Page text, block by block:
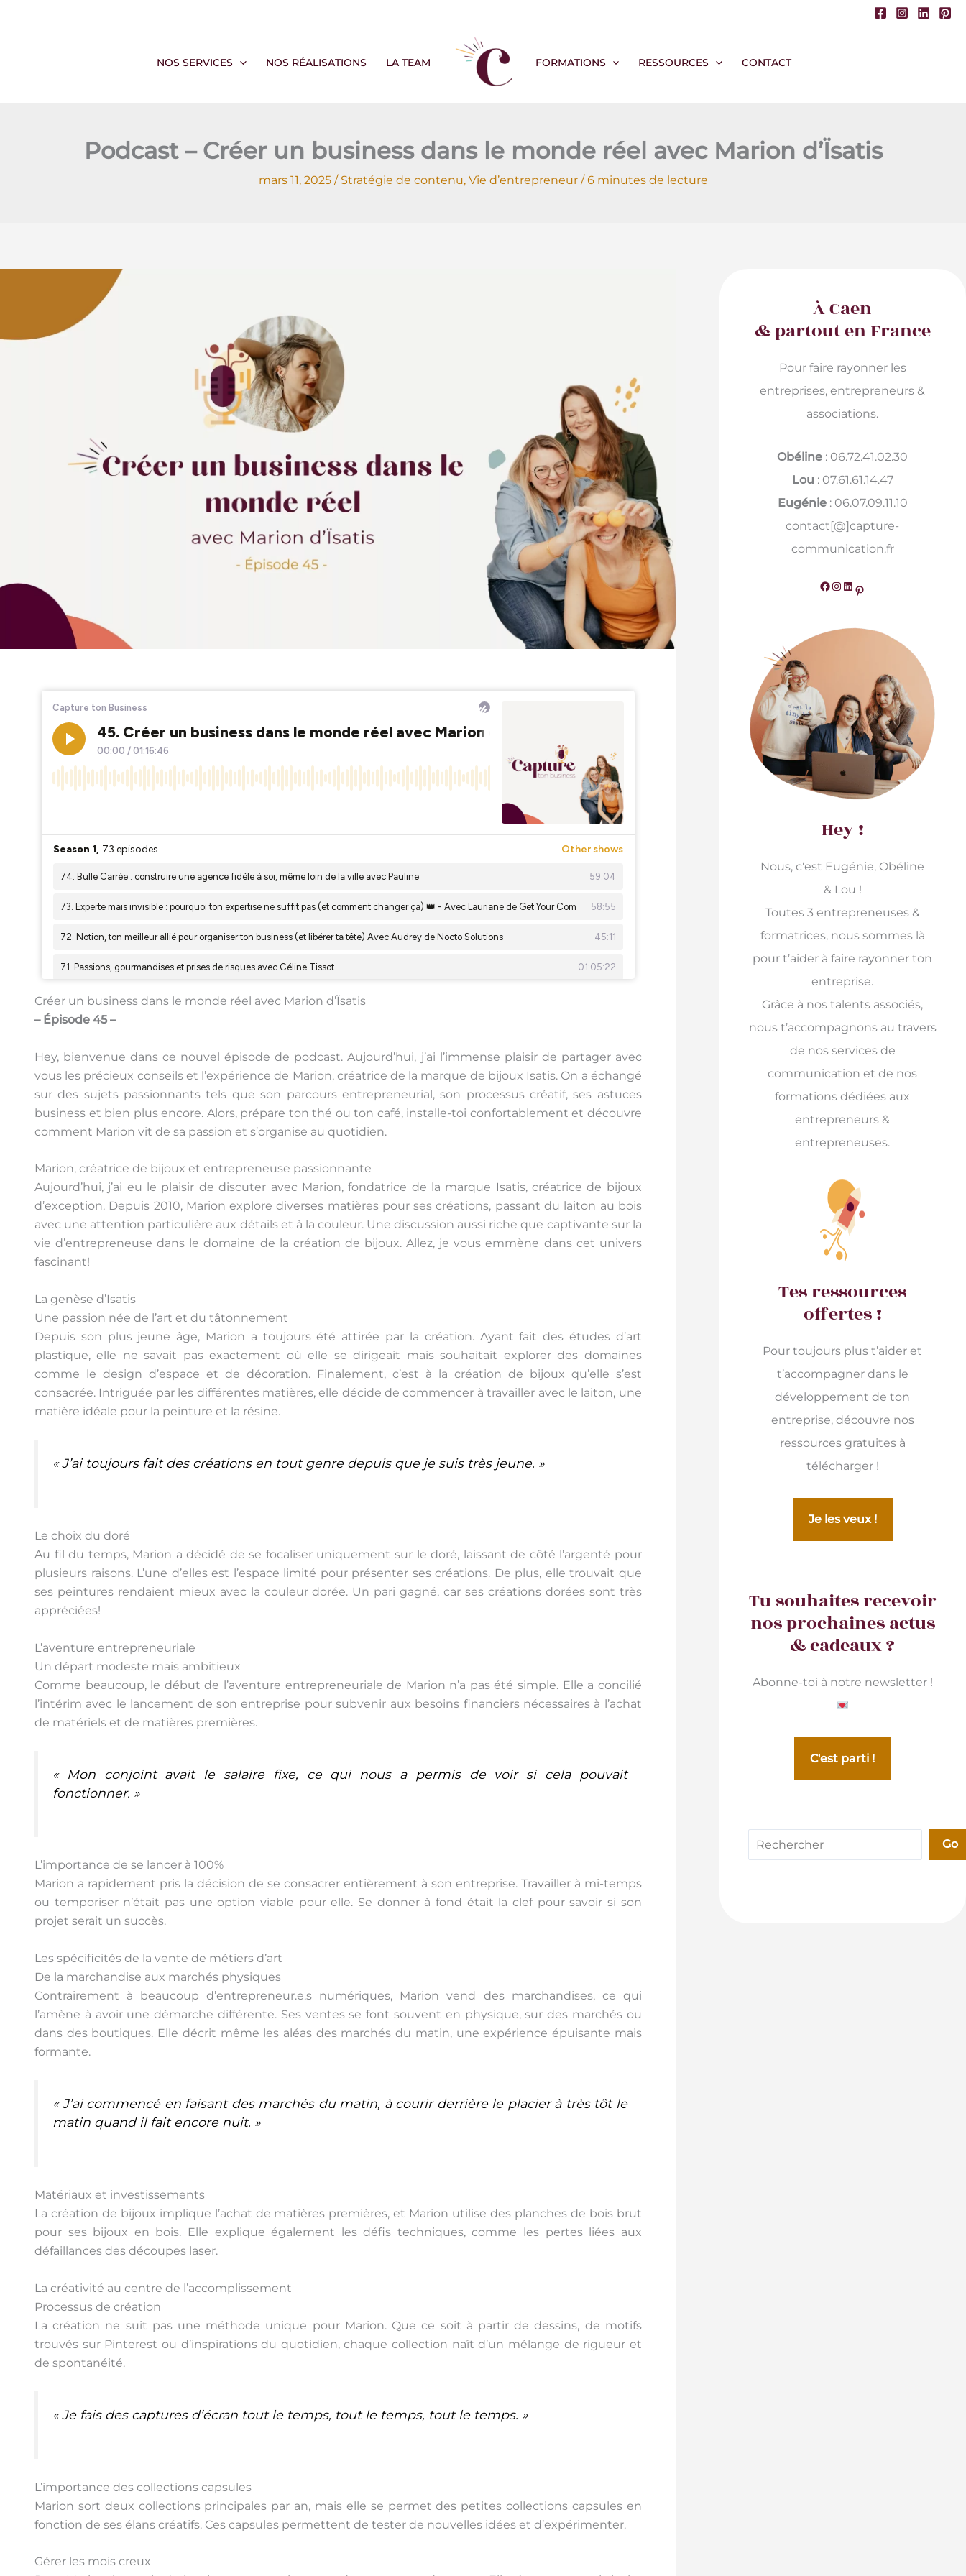
NOS SERVICES NOS RÉALISATIONS LA TEAM FORMATIONS RESSOURCES CONTACT
Podcast – Créer un business dans le monde réel avec Marion d’Ïsatis
mars 11, 2025 / Stratégie de contenu, Vie d’entrepreneur/6 minutes de lecture
Créer un business dans le monde réel avec Marion d’Ïsatis
– Épisode 45 –
Hey, bienvenue dans ce nouvel épisode de podcast. Aujourd’hui, j’ai l’immense plaisir de partager avec
vous les précieux conseils et l’expérience de Marion, créatrice de la marque de bijoux Isatis. On a échangé
sur des sujets passionnants tels que son parcours entrepreneurial, son processus créatif, ses astuces
business et bien plus encore. Alors, prépare ton thé ou ton café, installe-toi confortablement et découvre
comment Marion vit de sa passion et s’organise au quotidien.
Marion, créatrice de bijoux et entrepreneuse passionnante
Aujourd’hui, j’ai eu le plaisir de discuter avec Marion, fondatrice de la marque Isatis, créatrice de bijoux
d’exception. Depuis 2010, Marion explore diverses matières pour ses créations, passant du laiton au bois
avec une attention particulière aux détails et à la couleur. Une discussion aussi riche que captivante sur la
vie d’entrepreneuse dans le domaine de la création de bijoux. Allez, je vous emmène dans cet univers
fascinant!
La genèse d’Isatis
Une passion née de l’art et du tâtonnement
Depuis son plus jeune âge, Marion a toujours été attirée par la création. Ayant fait des études d’art
plastique, elle ne savait pas exactement où elle se dirigeait mais souhaitait explorer des domaines
comme le design d’espace et de décoration. Finalement, c’est à la création de bijoux qu’elle s’est
consacrée. Intriguée par les différentes matières, elle décide de commencer à travailler avec le laiton, une
matière idéale pour la peinture et la résine.
« J’ai toujours fait des créations en tout genre depuis que je suis très jeune. »
Le choix du doré
Au fil du temps, Marion a décidé de se focaliser uniquement sur le doré, laissant de côté l’argenté pour
plusieurs raisons. L’une d’elles est l’espace limité pour présenter ses créations. De plus, elle trouvait que
ses peintures rendaient mieux avec la couleur dorée. Un pari gagné, car ses créations dorées sont très
appréciées!
L’aventure entrepreneuriale
Un départ modeste mais ambitieux
Comme beaucoup, le début de l’aventure entrepreneuriale de Marion n’a pas été simple. Elle a concilié
l’intérim avec le lancement de son entreprise pour subvenir aux besoins financiers nécessaires à l’achat
de matériels et de matières premières.
« Mon conjoint avait le salaire fixe, ce qui nous a permis de voir si cela pouvait
fonctionner. »
L’importance de se lancer à 100%
Marion a rapidement pris la décision de se consacrer entièrement à son entreprise. Travailler à mi-temps
ou temporiser n’était pas une option viable pour elle. Se donner à fond était la clef pour savoir si son
projet serait un succès.
Les spécificités de la vente de métiers d’art
De la marchandise aux marchés physiques
Contrairement à beaucoup d’entrepreneur.e.s numériques, Marion vend des marchandises, ce qui
l’amène à avoir une démarche différente. Ses ventes se font souvent en physique, sur des marchés ou
dans des boutiques. Elle décrit même les aléas des marchés du matin, une expérience épuisante mais
formante.
« J’ai commencé en faisant des marchés du matin, à courir derrière le placier à très tôt le
matin quand il fait encore nuit. »
Matériaux et investissements
La création de bijoux implique l’achat de matières premières, et Marion utilise des planches de bois brut
pour ses bijoux en bois. Elle explique également les défis techniques, comme les pertes liées aux
défaillances des découpes laser.
La créativité au centre de l’accomplissement
Processus de création
La création ne suit pas une méthode unique pour Marion. Que ce soit à partir de dessins, de motifs
trouvés sur Pinterest ou d’inspirations du quotidien, chaque collection naît d’un mélange de rigueur et
de spontanéité.
« Je fais des captures d’écran tout le temps, tout le temps, tout le temps. »
L’importance des collections capsules
Marion sort deux collections principales par an, mais elle se permet des petites collections capsules en
fonction de ses élans créatifs. Ces capsules permettent de tester de nouvelles idées et d’expérimenter.
Gérer les mois creux
À Caen
& partout en France
Pour faire rayonner les
entreprises, entrepreneurs &
associations.
Obéline : 06.72.41.02.30
Lou : 07.61.61.14.47
Eugénie: 06.07.09.11.10
contact[@]capture-
communication.fr
Facebook Instagram LinkedIn Pinterest
Hey !
Nous, c'est Eugénie, Obéline
& Lou !
Toutes 3 entrepreneuses &
formatrices, nous sommes là
pour t’aider à faire rayonner ton
entreprise.
Grâce à nos talents associés,
nous t’accompagnons au travers
de nos services de
communication et de nos
formations dédiées aux
entrepreneurs &
entrepreneuses.
Tes ressources
offertes !
Pour toujours plus t’aider et
t’accompagner dans le
développement de ton
entreprise, découvre nos
ressources gratuites à
télécharger !
Je les veux !
Tu souhaites recevoir
nos prochaines actus
& cadeaux ?
Abonne-toi à notre newsletter !
C'est parti !
Rechercher Go